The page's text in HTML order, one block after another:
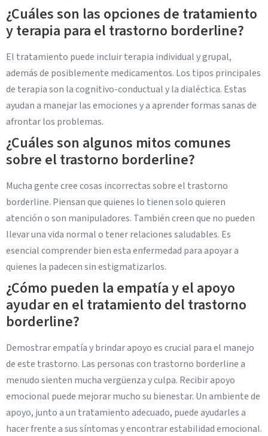
¿Cuáles son las opciones de tratamiento
y terapia para el trastorno borderline?
El tratamiento puede incluir terapia individual y grupal,
además de posiblemente medicamentos. Los tipos principales
de terapia son la cognitivo-conductual y la dialéctica. Estas
ayudan a manejar las emociones y a aprender formas sanas de
afrontar los problemas.
¿Cuáles son algunos mitos comunes
sobre el trastorno borderline?
Mucha gente cree cosas incorrectas sobre el trastorno
borderline. Piensan que quienes lo tienen solo quieren
atención o son manipuladores. También creen que no pueden
llevar una vida normal o tener relaciones saludables. Es
esencial comprender bien esta enfermedad para apoyar a
quienes la padecen sin estigmatizarlos.
¿Cómo pueden la empatía y el apoyo
ayudar en el tratamiento del trastorno
borderline?
Demostrar empatía y brindar apoyo es crucial para el manejo
de este trastorno. Las personas con trastorno borderline a
menudo sienten mucha vergüenza y culpa. Recibir apoyo
emocional puede mejorar mucho su bienestar. Un ambiente de
apoyo, junto a un tratamiento adecuado, puede ayudarles a
hacer frente a sus síntomas y encontrar estabilidad emocional.